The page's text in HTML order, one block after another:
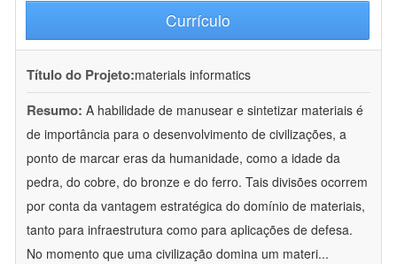
Currículo
Título do Projeto:materials informatics
Resumo: A habilidade de manusear e sintetizar materiais é
de importância para o desenvolvimento de civilizações, a
ponto de marcar eras da humanidade, como a idade da
pedra, do cobre, do bronze e do ferro. Tais divisões ocorrem
por conta da vantagem estratégica do domínio de materiais,
tanto para infraestrutura como para aplicações de defesa.
No momento que uma civilização domina um materi...